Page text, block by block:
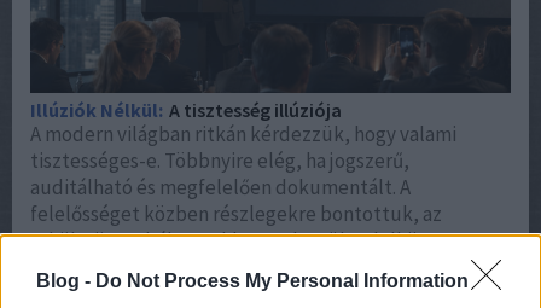
Blog - Do Not Process My Personal Information
Illúziók Nélkül: A tisztesség illúziója
A modern világban ritkán kérdezzük, hogy valami
tisztességes-e. Többnyire elég, ha jogszerű,
auditálható és megfelelően dokumentált. A
felelősséget közben részlegekre bontottuk, az
erkölcsöt szabályzatokba rendeztük, a lelkiismeretet
pedig évente egyszer végigkattintjuk egy compliance-
tréningen. És különös módon mindenki megfelelően